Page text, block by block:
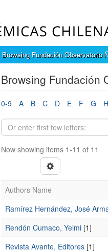
Browsing Fundación Observatorio
Browsing Fundación
0-9 A B C D E F G H
Now showing items 1-11 of 11
Authors Name
Ramírez Hernández, José
Rendón Cumaco, Yeimi[1]
Revista Avante, Editores[1]